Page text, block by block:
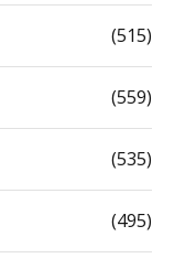
(515)
(559)
(535)
(495)